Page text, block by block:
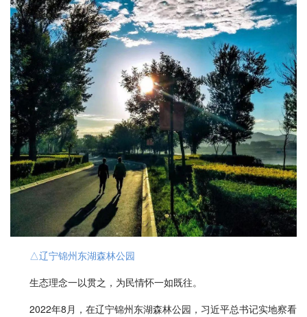
△辽宁锦州东湖森林公园
生态理念一以贯之，为民情怀一如既往。
2022年8月，在辽宁锦州东湖森林公园，习近平总书记实地察看